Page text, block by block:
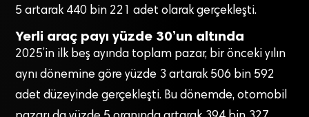
5 artarak 440 bin 221 adet olarak gerçekleşti.
Yerli araç payı yüzde 30’un altında
2025’in ilk beş ayında toplam pazar, bir önceki yılın
aynı dönemine göre yüzde 3 artarak 506 bin 592
adet düzeyinde gerçekleşti. Bu dönemde, otomobil